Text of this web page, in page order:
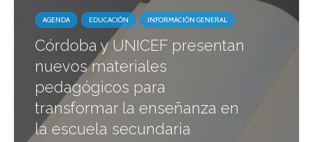
AGENDA EDUCACIÓN INFORMACIÓN GENERAL
Córdoba y UNICEF presentan
nuevos materiales
pedagógicos para
transformar la enseñanza en
la escuela secundaria